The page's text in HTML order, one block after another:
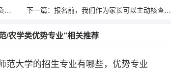
下一篇： 报名前，我们作为家长可以主动核查授课老师的学历和资质证书吗？
/农学类优势专业”相关推荐
范大学的招生专业有哪些，优势专业